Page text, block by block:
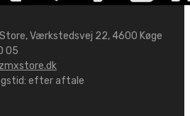
Store, Værkstedsvej 22, 4600 Køge
05
efter aftale